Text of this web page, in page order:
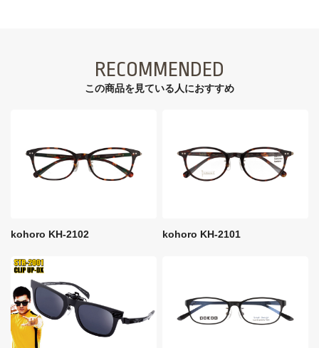
RECOMMENDED
この商品を見ている⼈におすすめ
kohoro KH-2102 kohoro KH-2101